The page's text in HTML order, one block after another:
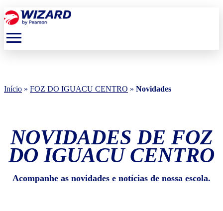
menu
Início » FOZ DO IGUACU CENTRO » Novidades
NOVIDADES DE FOZ
DO IGUACU CENTRO
Acompanhe as novidades e notícias de nossa escola.